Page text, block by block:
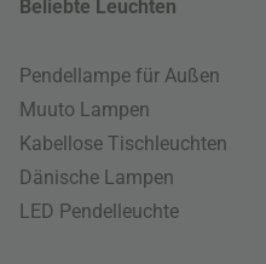
Beliebte Leuchten
Pendellampe für Außen
Muuto Lampen
Kabellose Tischleuchten
Dänische Lampen
LED Pendelleuchte